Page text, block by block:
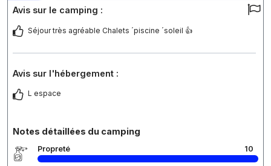
Avis sur le camping :
Séjour très agréable Chalets ´piscine ´soleil 👍
Avis sur l'hébergement :
L espace
Notes détaillées du camping
Propreté 10